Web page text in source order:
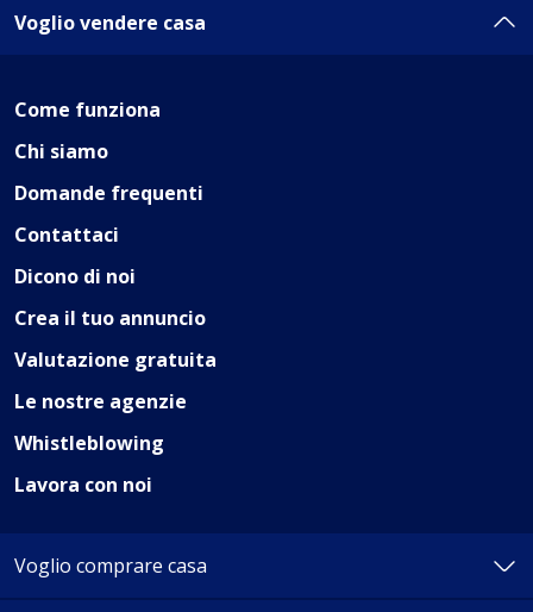
Vendita Affitto
Case e Appartamenti
Tutti Appartamenti
Abruzzo
Chieti
L'Aquila
Pescara
Matera
Calabria
Catanzaro
Cosenza
Vibo Valentia
Caserta
Bologna
Friuli Venezia Giulia
Voglio vendere casa
Come funziona
Chi siamo
Domande frequenti
Contattaci
Dicono di noi
Crea il tuo annuncio
Valutazione gratuita
Le nostre agenzie
Whistleblowing
Lavora con noi
Voglio comprare casa